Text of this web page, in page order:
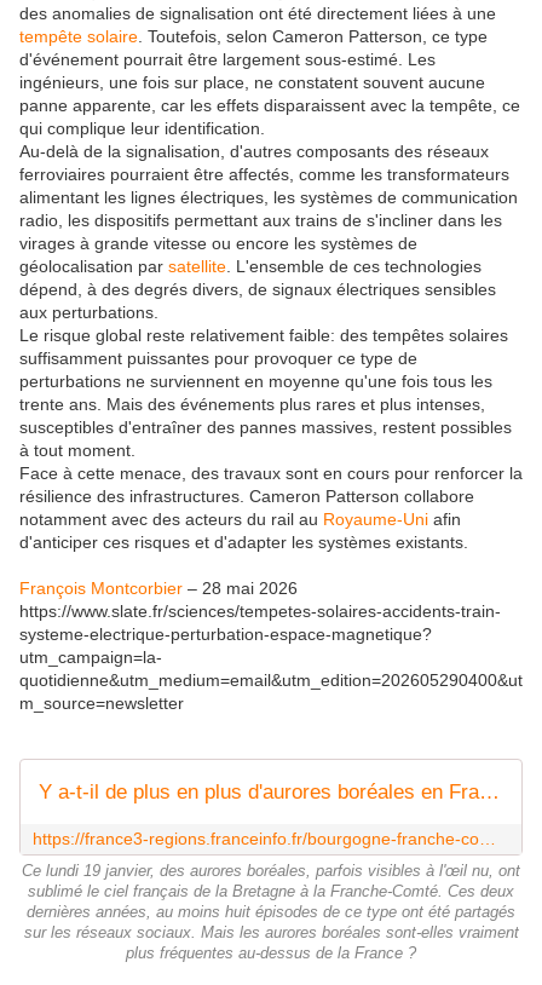
des anomalies de signalisation ont été directement liées à une
tempête solaire. Toutefois, selon Cameron Patterson, ce type
d'événement pourrait être largement sous-estimé. Les
ingénieurs, une fois sur place, ne constatent souvent aucune
panne apparente, car les effets disparaissent avec la tempête, ce
qui complique leur identification.
Au-delà de la signalisation, d'autres composants des réseaux
ferroviaires pourraient être affectés, comme les transformateurs
alimentant les lignes électriques, les systèmes de communication
radio, les dispositifs permettant aux trains de s'incliner dans les
virages à grande vitesse ou encore les systèmes de
géolocalisation par satellite. L'ensemble de ces technologies
dépend, à des degrés divers, de signaux électriques sensibles
aux perturbations.
Le risque global reste relativement faible: des tempêtes solaires
suffisamment puissantes pour provoquer ce type de
perturbations ne surviennent en moyenne qu'une fois tous les
trente ans. Mais des événements plus rares et plus intenses,
susceptibles d'entraîner des pannes massives, restent possibles
à tout moment.
Face à cette menace, des travaux sont en cours pour renforcer la
résilience des infrastructures. Cameron Patterson collabore
notamment avec des acteurs du rail au Royaume-Uni afin
d'anticiper ces risques et d'adapter les systèmes existants.
François Montcorbier – 28 mai 2026
https://www.slate.fr/sciences/tempetes-solaires-accidents-train-
systeme-electrique-perturbation-espace-magnetique?
utm_campaign=la-
quotidienne&utm_medium=email&utm_edition=202605290400&ut
m_source=newsletter
Y a-t-il de plus en plus d'aurores boréales en France ? On a posé la question à un scientifique
https://france3-regions.franceinfo.fr/bourgogne-franche-comte/doubs/besancon/vrai-ou-faux-y-a-t-il-de-plus-en-plus-d-aurores-boreales-en-france-3285141.html
Ce lundi 19 janvier, des aurores boréales, parfois visibles à l'œil nu, ont
sublimé le ciel français de la Bretagne à la Franche-Comté. Ces deux
dernières années, au moins huit épisodes de ce type ont été partagés
sur les réseaux sociaux. Mais les aurores boréales sont-elles vraiment
plus fréquentes au-dessus de la France ?